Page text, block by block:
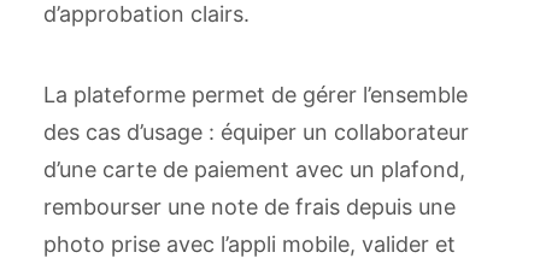
d’approbation clairs.
La plateforme permet de gérer l’ensemble
des cas d’usage : équiper un collaborateur
d’une carte de paiement avec un plafond,
rembourser une note de frais depuis une
photo prise avec l’appli mobile, valider et